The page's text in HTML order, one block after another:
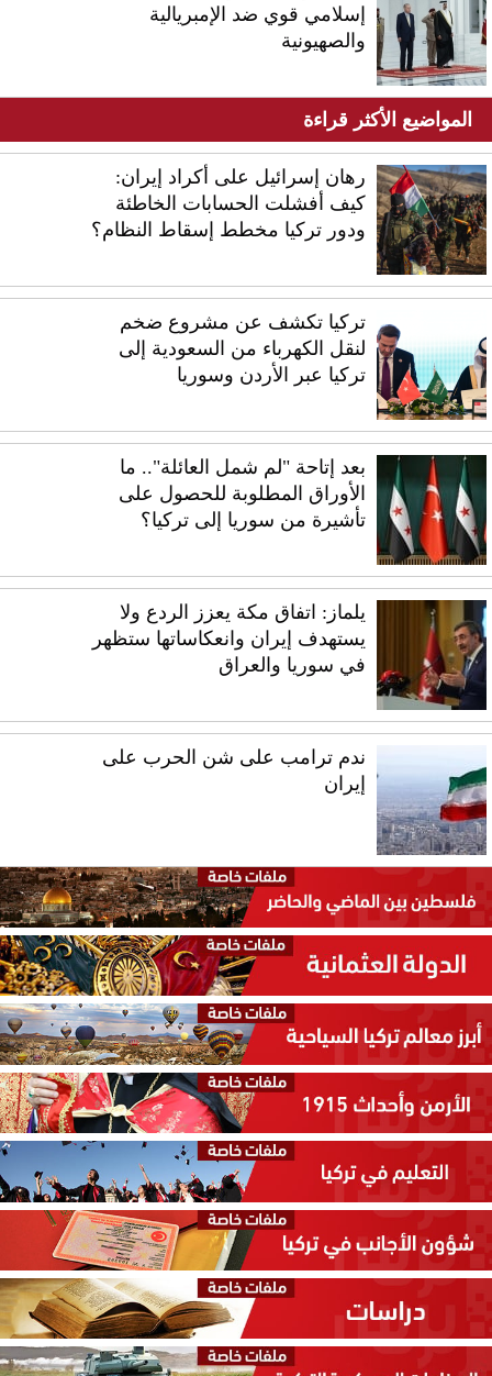
إسلامي قوي ضد الإمبريالية
والصهيونية
المواضيع الأكثر قراءة
رهان إسرائيل على أكراد إيران:
كيف أفشلت الحسابات الخاطئة
ودور تركيا مخطط إسقاط النظام؟
تركيا تكشف عن مشروع ضخم
لنقل الكهرباء من السعودية إلى
تركيا عبر الأردن وسوريا
بعد إتاحة "لم شمل العائلة".. ما
الأوراق المطلوبة للحصول على
تأشيرة من سوريا إلى تركيا؟
يلماز: اتفاق مكة يعزز الردع ولا
يستهدف إيران وانعكاساتها ستظهر
في سوريا والعراق
ندم ترامب على شن الحرب على
إيران